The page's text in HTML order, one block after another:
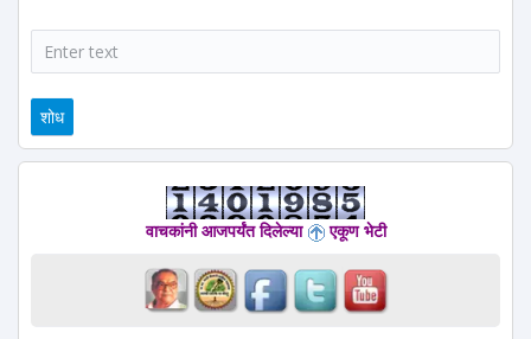
शोध
वाचकांनी आजपर्यंत दिलेल्या एकूण भेटी